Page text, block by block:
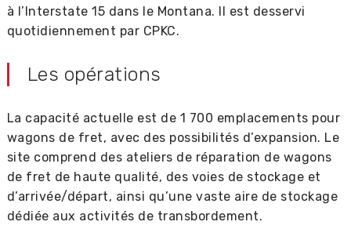
à l’Interstate 15 dans le Montana. Il est desservi
quotidiennement par CPKC.
Les opérations
La capacité actuelle est de 1 700 emplacements pour
wagons de fret, avec des possibilités d’expansion. Le
site comprend des ateliers de réparation de wagons
de fret de haute qualité, des voies de stockage et
d’arrivée/départ, ainsi qu’une vaste aire de stockage
dédiée aux activités de transbordement.